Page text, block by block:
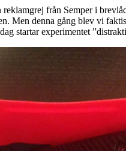
reklamgrej från Semper i
Men denna gång blev vi
startar experimentet